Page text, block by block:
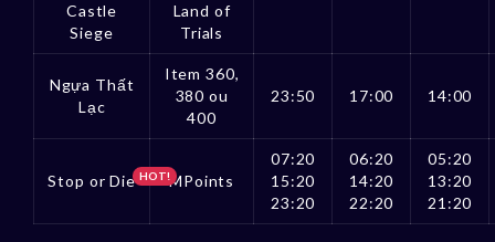
Castle
Siege
Land of
Trials
Ngựa Thất
Lạc
Item 360,
380 ou
400
23:50 17:00 14:00
Stop or Die HOT!MPoints
07:20
15:20
23:20
06:20
14:20
22:20
05:20
13:20
21:20